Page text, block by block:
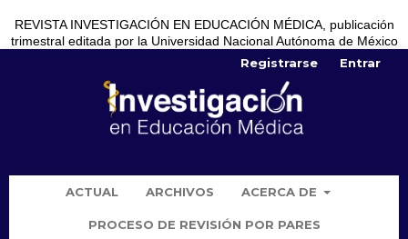
REVISTA INVESTIGACIÓN EN EDUCACIÓN MÉDICA, publicación
trimestral editada por la Universidad Nacional Autónoma de México
ACTUAL ARCHIVOS ACERCA DE
PROCESO DE REVISIÓN POR PARES
Registrarse Entrar